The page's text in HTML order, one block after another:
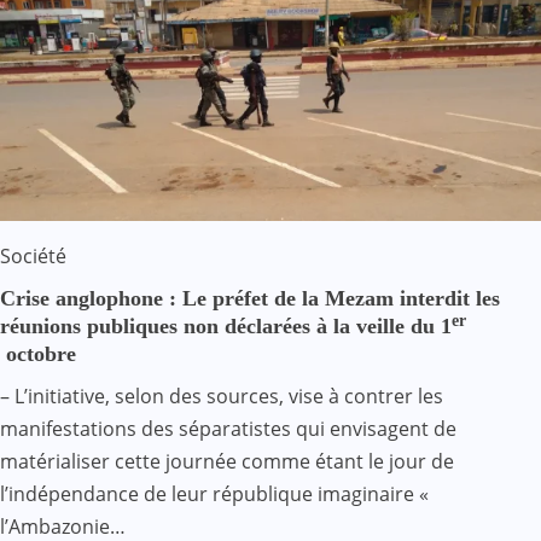
Société
Crise anglophone : Le préfet de la Mezam interdit les
réunions publiques non déclarées à la veille du 1er
octobre
– L’initiative, selon des sources, vise à contrer les
manifestations des séparatistes qui envisagent de
matérialiser cette journée comme étant le jour de
l’indépendance de leur république imaginaire «
l’Ambazonie…